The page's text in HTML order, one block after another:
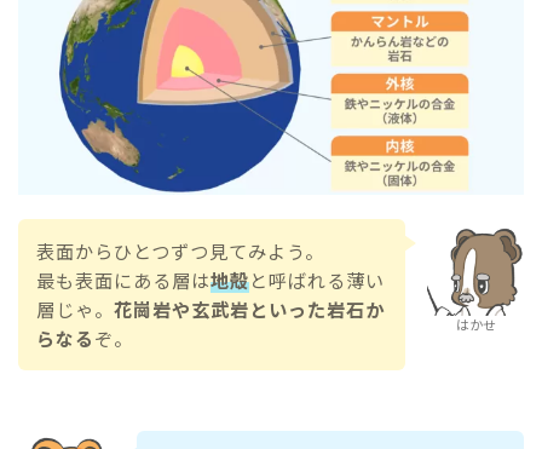
はかせ
表面からひとつずつ見てみよう。
最も表面にある層は地殻と呼ばれる薄い
層じゃ。 花崗岩や玄武岩といった岩石か
らなるぞ。